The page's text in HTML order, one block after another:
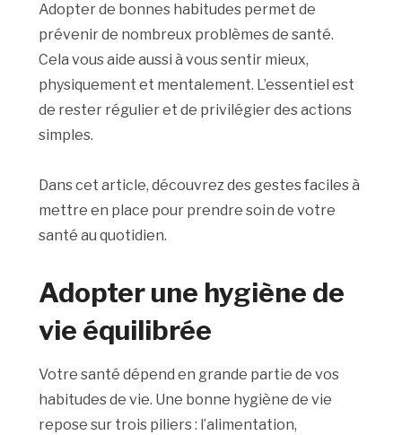
Adopter de bonnes habitudes permet de
prévenir de nombreux problèmes de santé.
Cela vous aide aussi à vous sentir mieux,
physiquement et mentalement. L’essentiel est
de rester régulier et de privilégier des actions
simples.
Dans cet article, découvrez des gestes faciles à
mettre en place pour prendre soin de votre
santé au quotidien.
Adopter une hygiène de
vie équilibrée
Votre santé dépend en grande partie de vos
habitudes de vie. Une bonne hygiène de vie
repose sur trois piliers : l’alimentation,